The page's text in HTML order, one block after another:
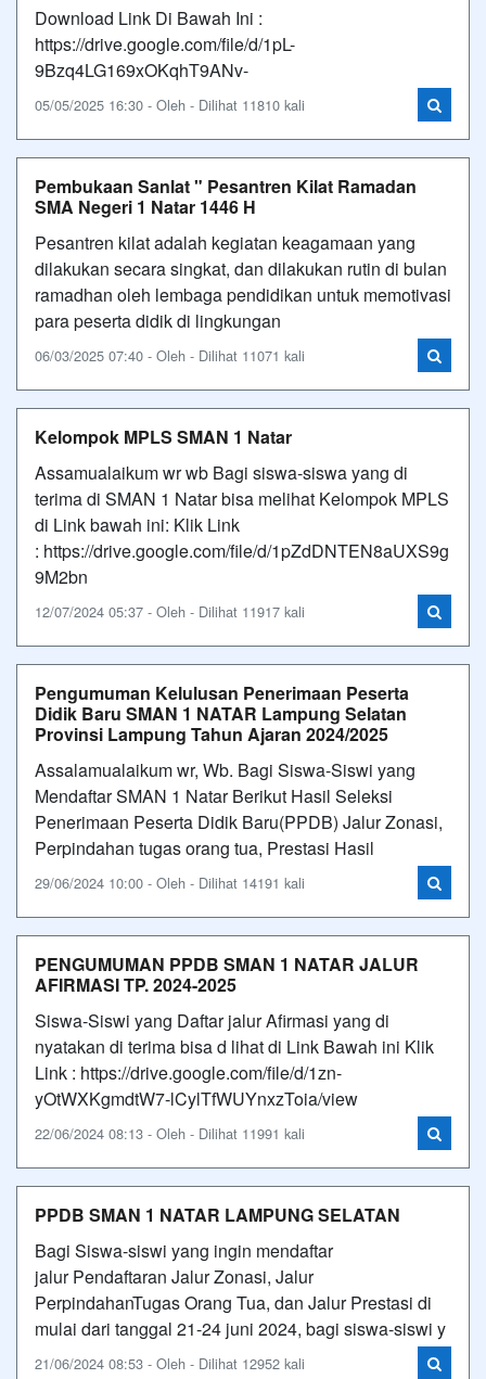
Download Link Di Bawah Ini :
https://drive.google.com/file/d/1pL-
9Bzq4LG169xOKqhT9ANv-
05/05/2025 16:30 - Oleh - Dilihat 11810 kali
Pembukaan Sanlat " Pesantren Kilat Ramadan
SMA Negeri 1 Natar 1446 H
Pesantren kilat adalah kegiatan keagamaan yang
dilakukan secara singkat, dan dilakukan rutin di bulan
ramadhan oleh lembaga pendidikan untuk memotivasi
para peserta didik di lingkungan
06/03/2025 07:40 - Oleh - Dilihat 11071 kali
Kelompok MPLS SMAN 1 Natar
Assamualaikum wr wb Bagi siswa-siswa yang di
terima di SMAN 1 Natar bisa melihat Kelompok MPLS
di Link bawah ini: Klik Link
: https://drive.google.com/file/d/1pZdDNTEN8aUXS9g
9M2bn
12/07/2024 05:37 - Oleh - Dilihat 11917 kali
Pengumuman Kelulusan Penerimaan Peserta
Didik Baru SMAN 1 NATAR Lampung Selatan
Provinsi Lampung Tahun Ajaran 2024/2025
Assalamualaikum wr, Wb. Bagi Siswa-Siswi yang
Mendaftar SMAN 1 Natar Berikut Hasil Seleksi
Penerimaan Peserta Didik Baru(PPDB) Jalur Zonasi,
Perpindahan tugas orang tua, Prestasi Hasil
29/06/2024 10:00 - Oleh - Dilihat 14191 kali
PENGUMUMAN PPDB SMAN 1 NATAR JALUR
AFIRMASI TP. 2024-2025
Siswa-Siswi yang Daftar jalur Afirmasi yang di
nyatakan di terima bisa d lihat di Link Bawah ini Klik
Link : https://drive.google.com/file/d/1zn-
yOtWXKgmdtW7-lCylTfWUYnxzToia/view
22/06/2024 08:13 - Oleh - Dilihat 11991 kali
PPDB SMAN 1 NATAR LAMPUNG SELATAN
Bagi Siswa-siswi yang ingin mendaftar
jalur Pendaftaran Jalur Zonasi, Jalur
PerpindahanTugas Orang Tua, dan Jalur Prestasi di
mulai dari tanggal 21-24 juni 2024, bagi siswa-siswi y
21/06/2024 08:53 - Oleh - Dilihat 12952 kali